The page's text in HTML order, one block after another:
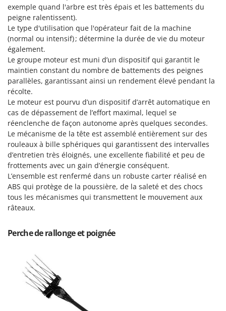
Minox
Mockmill
More than chef
MOSA
MOVA
Mowox
MTD
N
New O.M.R.A.
Nilfisk
Ninja
Novatec
Novital
NuAir
Oliviero
Olix
OMA
exemple quand l'arbre est très épais et les battements du
peigne ralentissent).
Le type d'utilisation que l'opérateur fait de la machine
(normal ou intensif) ; détermine la durée de vie du moteur
également.
Le groupe moteur est muni d’un dispositif qui garantit le
maintien constant du nombre de battements des peignes
parallèles, garantissant ainsi un rendement élevé pendant la
récolte.
Le moteur est pourvu d’un dispositif d’arrêt automatique en
cas de dépassement de l’effort maximal, lequel se
réenclenche de façon autonome après quelques secondes.
Le mécanisme de la tête est assemblé entièrement sur des
rouleaux à bille sphériques qui garantissent des intervalles
d’entretien très éloignés, une excellente fiabilité et peu de
frottements avec un gain d’énergie conséquent.
L’ensemble est renfermé dans un robuste carter réalisé en
ABS qui protège de la poussière, de la saleté et des chocs
tous les mécanismes qui transmettent le mouvement aux
râteaux.
Perche de rallonge et poignée